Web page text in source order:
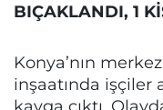
BIÇAKLANDI, 1
Konya’nın
inşaatında işçiler
kavga çıktı.